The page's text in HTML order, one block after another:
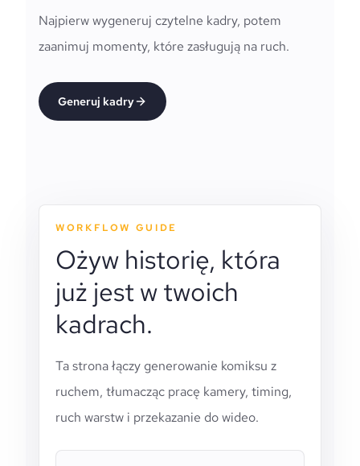
Najpierw wygeneruj czytelne kadry, potem
zaanimuj momenty, które zasługują na ruch.
Generuj kadry
WORKFLOW GUIDE
Ożyw historię, która
już jest w twoich
kadrach.
Ta strona łączy generowanie komiksu z
ruchem, tłumacząc pracę kamery, timing,
ruch warstw i przekazanie do wideo.